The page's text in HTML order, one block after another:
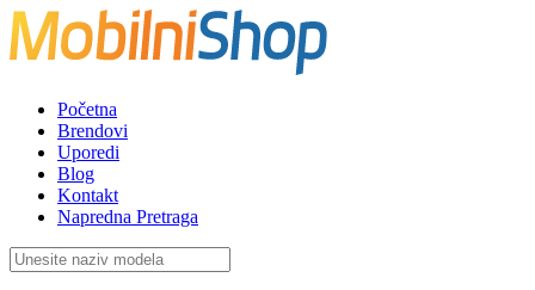
Početna
Brendovi
Uporedi
Blog
Kontakt
Napredna Pretraga